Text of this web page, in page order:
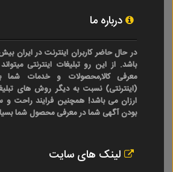
درباره ما
باشد. از این رو تبلیغات اینترنتی
معرفی کالا,محصولات و خدمات شما
(اینترنتی) نسبت به دیگر روش های
ارزان می باشد! همچنین فرایند راحت و
بودن آگهی شما در معرفی محصول شما
لینک های سایت